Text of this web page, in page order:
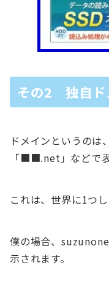
その2 独自ド
ドメインというの
「■■.net」などで
これは、世界に1つ
僕の場合、
示されます。